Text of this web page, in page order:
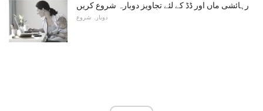
رہائشی ماں اور ڈڈ کے لئے تجاویز دوبارہ شروع کریں
دوبارہ شروع